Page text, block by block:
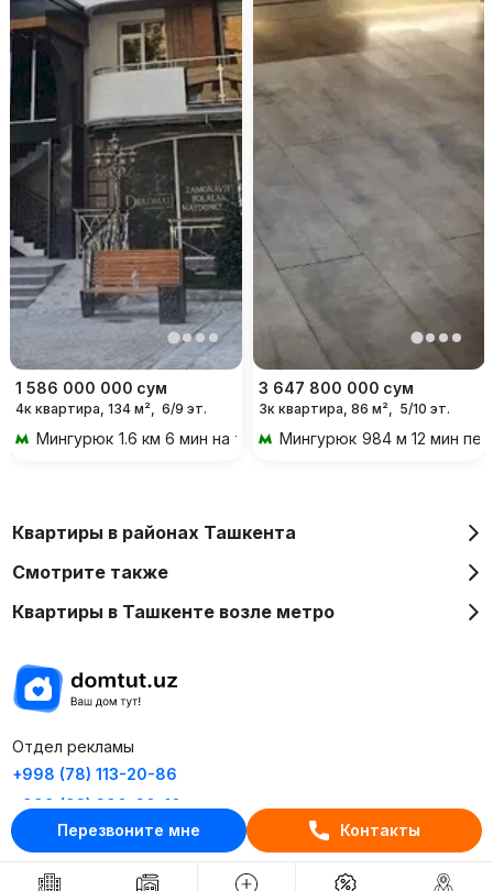
Перезвоните мне Контакты
1 586 000 000 сум
4к квартира, 134 м², 6/9 эт.
Мингурюк 1.6 км 6 мин на транспорте
3 647 800 000 сум
3к квартира, 86 м², 5/10 эт.
Мингурюк 984 м 12 мин
Квартиры в районах Ташкента
Смотрите также
Квартиры в Ташкенте возле метро
Отдел рекламы
+998 (78) 113-20-86
+998 (93) 390-30-10
Пн-Пт. С 9:30 до 18:00